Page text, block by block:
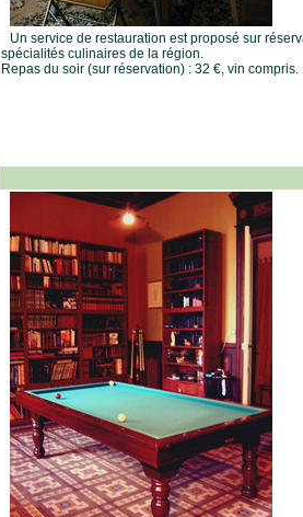
Un service de restauration est proposé sur
spécialités culinaires de la région.
Repas du soir (sur réservation) : 32 €, vin compris.